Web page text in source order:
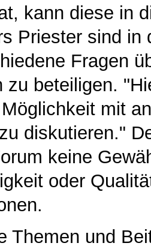
kann diese in
Priester sind in
Fragen
zu beteiligen.
mit
diskutieren."
keine
oder
Themen und